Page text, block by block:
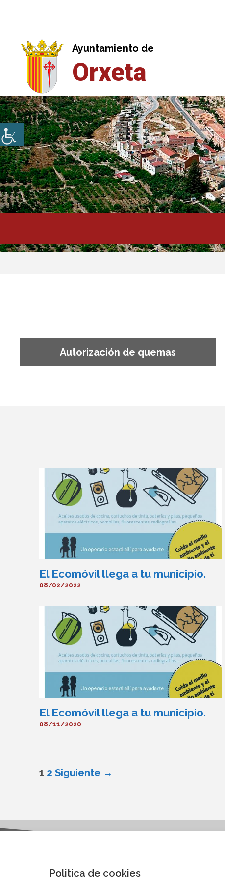
Ayuntamiento de
Orxeta
Autorización de quemas
El Ecomóvil llega a tu municipio.
08/02/2022
El Ecomóvil llega a tu municipio.
08/11/2020
1 2 Siguiente →
Politica de cookies